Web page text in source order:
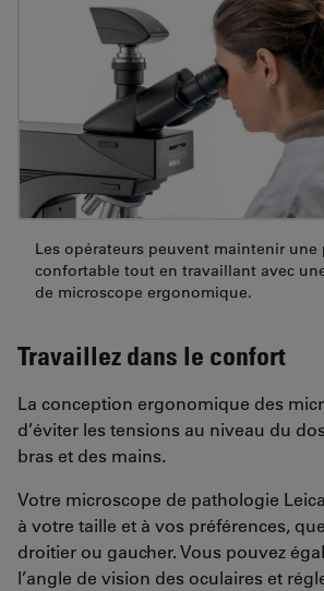
Les opérateurs peuvent maintenir une
confortable tout en travaillant avec
de microscope ergonomique.
Travaillez dans le confort
La conception ergonomique des
d’éviter les tensions au niveau du
bras et des mains.
Votre microscope de pathologie
à votre taille et à vos préférences,
droitier ou gaucher. Vous pouvez
l’angle de vision des oculaires et